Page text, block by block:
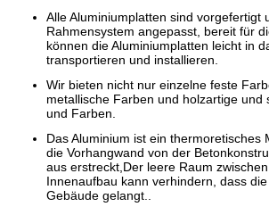
Alle Aluminiumplatten sind vorgefertigt
Rahmensystem angepasst, bereit für
können die Aluminiumplatten leicht in
transportieren und installieren.
Wir bieten nicht nur einzelne feste
metallische Farben und holzartige und
und Farben.
Das Aluminium ist ein thermoretisches
die Vorhangwand von der
aus erstreckt,Der leere Raum
Innenaufbau kann verhindern, dass
Gebäude gelangt..